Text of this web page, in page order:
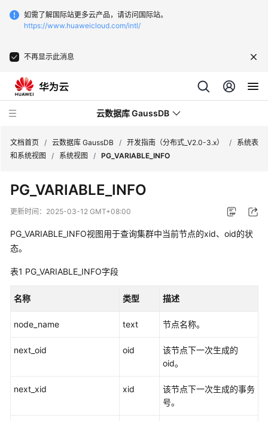
如需了解国际站更多云产品，请访问国际站。
https://www.huaweicloud.com/intl/
不再显示此消息
云数据库 GaussDB
新
动
公
品
绍
费
文档首页 / 云数据库 GaussDB / 开发指南（分布式_V2.0-3.x） /
系统表
和系统视图
/ 系统视图 / PG_VARIABLE_INFO
PG_VARIABLE_INFO
更新时间： 2025-03-12 GMT+08:00
PG_VARIABLE_INFO视图用于查询集群中当前节点的xid、oid的状
态。
表1 PG_VARIABLE_INFO字段
名称 类型 描述
node_name text 节点名称。
next_oid oid
该节点下一次生成的
oid。
next_xid xid
该节点下一次生成的事务
号。